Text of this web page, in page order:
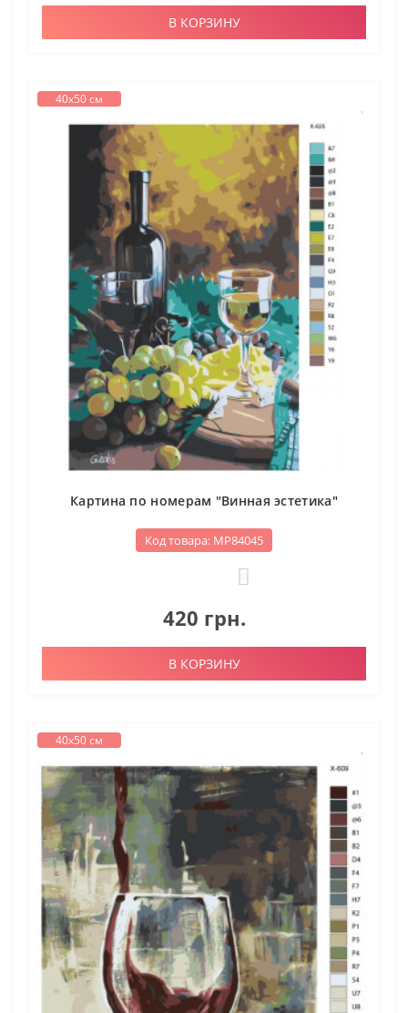
В КОРЗИНУ
40х50 см
Картина по номерам "Винная эстетика"
Код товара: МР84045
420 грн.
В КОРЗИНУ
40х50 см